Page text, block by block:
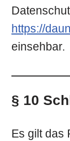
https://
einsehbar.
§ 10
Es gilt das